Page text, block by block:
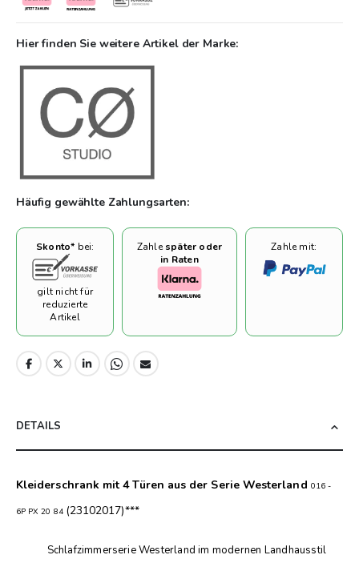
Hier finden Sie weitere Artikel der Marke:
Häufig gewählte Zahlungsarten:
Skonto* bei:
gilt nicht für
reduzierte
Artikel
Zahlespäter oder
in Raten
Zahle mit:
DETAILS
Kleiderschrank mit 4 Türen aus der Serie Westerland 016-
6P PX 20 84 (23102017)***
Schlafzimmerserie Westerland im modernen Landhausstil